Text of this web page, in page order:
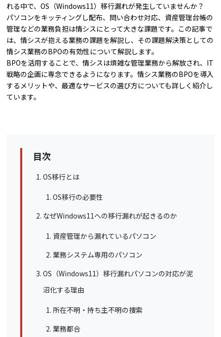
れる中で、OS（Windows11）移行漏れが発生していませんか？
パソコンをキッティングし配布、問い合わせ対応、資産管理台帳の
管理などの業務負担は情シスにとって大きな課題です。この記事で
は、情シスが抱える業務の課題を解説し、その課題解決策としての
情シス業務のBPOの有効性について解説します。
BPOを活用することで、情シスは煩雑な管理業務から解放され、IT
戦略の企画に専念できるようになります。情シス業務のBPOを導入
するメリットや、最適なサービスの選び方についても詳しく紹介し
ています。
目次
OS移行とは
OS移行の必要性
なぜWindows11への移行漏れが起きるのか
資産管理から漏れているパソコン
業務システム専用のパソコン
OS（Windows11）移行漏れパソコンの対応が泥
沼化する理由
所在不明・持ち主不明の捜索
業務都合